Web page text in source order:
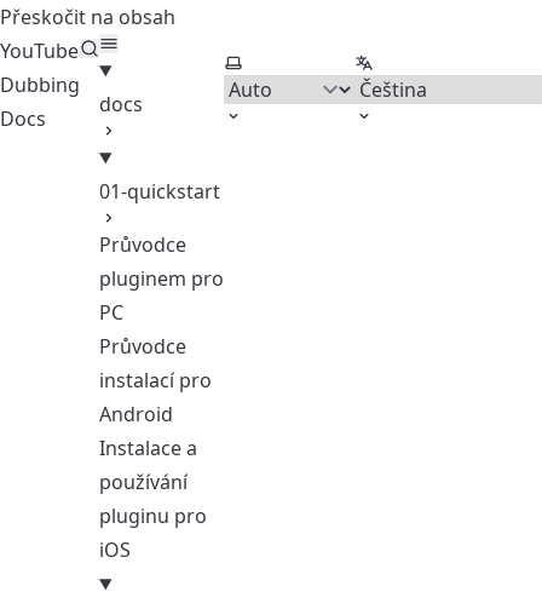
Přeskočit na obsah
YouTube
Dubbing
Docs
docs
01-quickstart
Průvodce
pluginem pro
PC
Průvodce
instalací pro
Android
Instalace a
používání
pluginu pro
iOS
Vyberte motivVyberte jazyk